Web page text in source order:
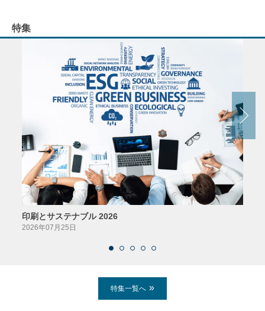
特集
印刷とサステナブル 2026
2026年07月25日
特集一覧へ